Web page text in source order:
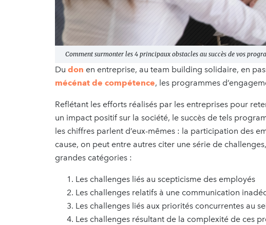
Comment surmonter les 4 principaux obstacles au succès de vos
Du don en entreprise, au team building solidaire, en
mécénat de compétence, les programmes
Reflétant les efforts réalisés par les entreprises pour
un impact positif sur la société, le succès de tels
les chiffres parlent d’eux-mêmes : la participation des
cause, on peut entre autres citer une série de
grandes catégories :
Les challenges liés au scepticisme des employés
Les challenges relatifs à une communication
Les challenges liés aux priorités concurrentes au
Les challenges résultant de la complexité de ces